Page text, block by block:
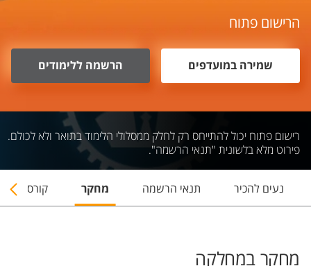
הרישום פתוח
שמירה במועדפים הרשמה ללימודים
רישום פתוח יכול להתייחס רק לחלק ממסלולי הלימוד בתואר ולא לכולם.
פירוט מלא בלשונית "תנאי הרשמה".
נעים להכיר תנאי הרשמה מחקר קורסים
מחקר במחלקה